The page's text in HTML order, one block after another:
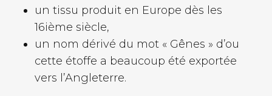
un tissu produit en Europe dès les
16ième siècle,
un nom dérivé du mot « Gênes » d’ou
cette étoffe a beaucoup été exportée
vers l’Angleterre.